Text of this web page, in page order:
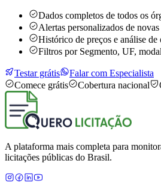
Dados completos de todos os
Alertas personalizados de
Histórico de preços e análise de
Filtros por Segmento, UF,
Testar grátis
Falar com Especialista
Comece grátis
Cobertura nacional
A plataforma mais completa para
licitações públicas do Brasil.